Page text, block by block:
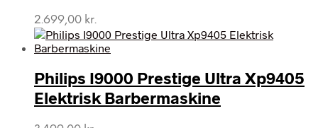
2.699,00 kr.
Philips I9000 Prestige Ultra Xp9405
Elektrisk Barbermaskine